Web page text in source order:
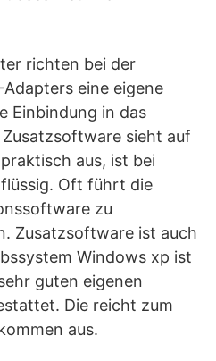
richten bei der
eine eigene
Einbindung in das
sieht auf
aus, ist bei
Oft führt die
zu
Zusatzsoftware ist auch
Windows xp ist
guten eigenen
Die reicht zum
aus.